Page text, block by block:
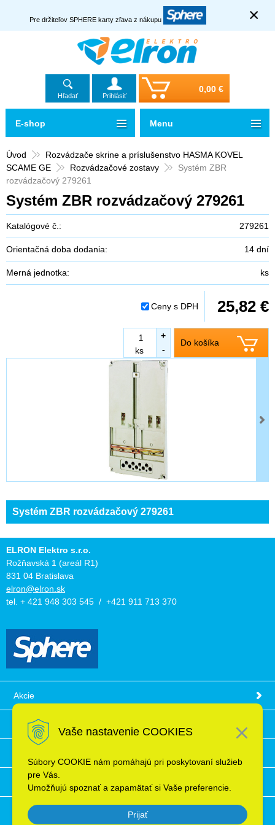
Vaše nastavenie COOKIES
Súbory COOKIE nám pomáhajú pri poskytovaní služieb
pre Vás.
Umožňujú spoznať a zapamätať si Vaše preferencie.
Prijať
Pre držiteľov SPHERE karty zľava z nákupu ×
Hľadať Prihlásiť
0,00 €
Úvod
Rozvádzače skrine a príslušenstvo HASMA KOVEL
SCAME GE
Rozvádzačové zostavy
Systém ZBR
rozvádzačový 279261
Systém ZBR rozvádzačový 279261
Katalógové č.: 279261
Orientačná doba dodania: 14 dní
Merná jednotka: ks
Ceny s DPH 25,82 €
Do košíka
-
ks
+
Systém ZBR rozvádzačový 279261
E-shop Menu
ELRON Elektro s.r.o.
Rožňavská 1 (areál R1)
831 04 Bratislava
elron@elron.sk
tel. + 421 948 303 545 / +421 911 713 370
Akcie
Obchodné podmienky
Ochrana osobných údajov